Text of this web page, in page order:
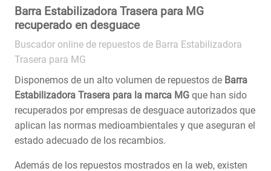
Barra Estabilizadora Trasera para MG
recuperado en desguace
Buscador online de repuestos de Barra Estabilizadora
Trasera para MG
Disponemos de un alto volumen de repuestos de Barra
Estabilizadora Trasera para la marca MG que han sido
recuperados por empresas de desguace autorizados que
aplican las normas medioambientales y que aseguran el
estado adecuado de los recambios.
Además de los repuestos mostrados en la web, existen